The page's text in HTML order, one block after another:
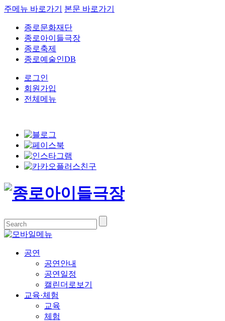
주메뉴 바로가기 본문 바로가기
종로문화재단
종로아이들극장
종로축제
종로예술인DB
로그인
회원가입
전체메뉴
공연
공연안내
공연일정
캘린더로보기
교육·체험
교육
체험